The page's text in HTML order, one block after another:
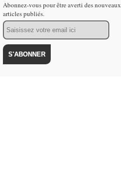
Abonnez-vous pour être averti des nouveaux
articles publiés.
Email